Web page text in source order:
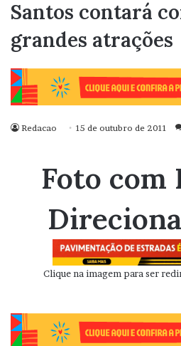
Santos contará
grandes atrações
Redacao 15 de outubro de 2011
Foto com
Clique na imagem para ser